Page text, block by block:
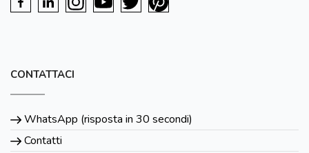
CONTATTACI
WhatsApp (risposta in 30 secondi)
Contatti